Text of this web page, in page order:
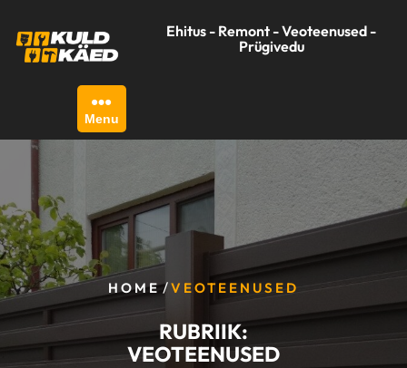
content
Ehitus - Remont - Veoteenused -
Prügivedu
Menu
HOME/VEOTEENUSED
RUBRIIK:
VEOTEENUSED